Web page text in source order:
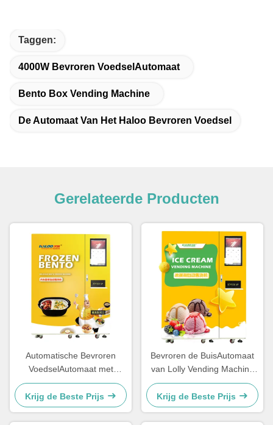
Taggen:
4000W Bevroren VoedselAutomaat
Bento Box Vending Machine
De Automaat Van Het Haloo Bevroren Voedsel
Gerelateerde Producten
Automatische Bevroren
VoedselAutomaat met
Microgolf voor Doos Bento
Krijg de Beste Prijs
Bevroren de BuisAutomaat
van Lolly Vending Machine
Ice Cream van het roomijsijs
Krijg de Beste Prijs